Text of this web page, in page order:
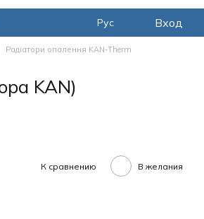
Рус Вход
Радіатори опалення KAN-Therm
KAN)
К сравнению В желания